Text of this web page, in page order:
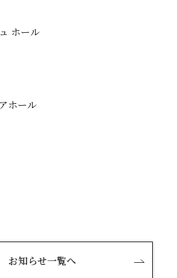
ホール
ホール
お知らせ一覧へ